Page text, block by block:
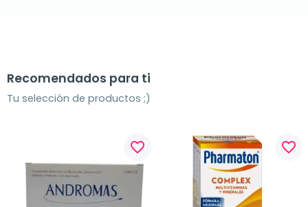
Recomendados para ti
Tu selección de productos ;)
favorite_border favorite_border